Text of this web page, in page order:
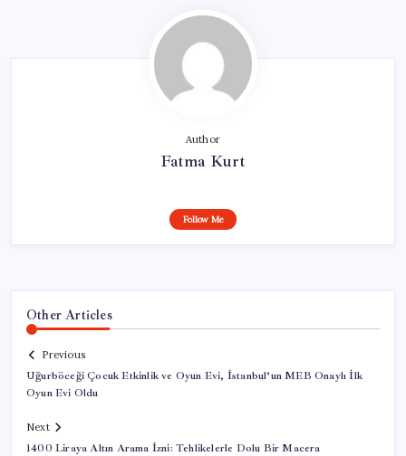
Author
Fatma Kurt
Follow Me
Other Articles
Previous
Uğurböceği Çocuk Etkinlik ve Oyun Evi, İstanbul’un MEB Onaylı İlk
Oyun Evi Oldu
Next
1400 Liraya Altın Arama İzni: Tehlikelerle Dolu Bir Macera